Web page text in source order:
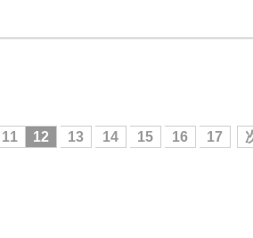
11 12 13 14 15 16 17